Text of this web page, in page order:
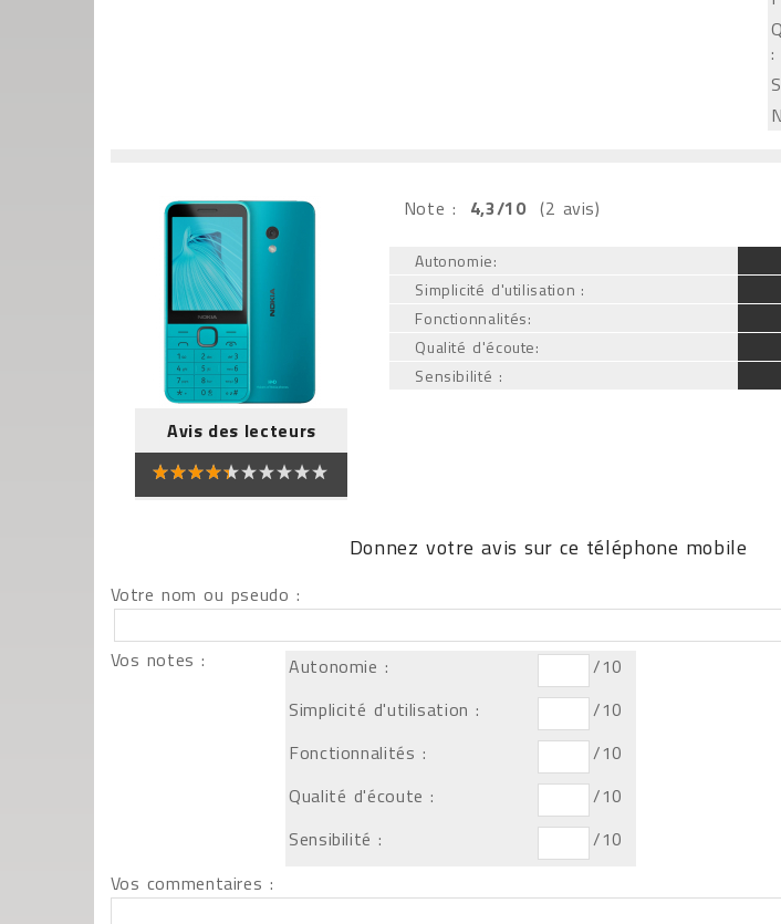
:
Avis des lecteurs
Note : 4,3/10 (2 avis)
Autonomie:
Simplicité d'utilisation :
Fonctionnalités:
Qualité d'écoute:
Sensibilité :
Donnez votre avis sur ce téléphone mobile
Votre nom ou pseudo :
Vos notes : Autonomie :
/10
Simplicité d'utilisation :
/10
Fonctionnalités :
/10
Qualité d'écoute :
/10
Sensibilité :
/10
Vos commentaires :